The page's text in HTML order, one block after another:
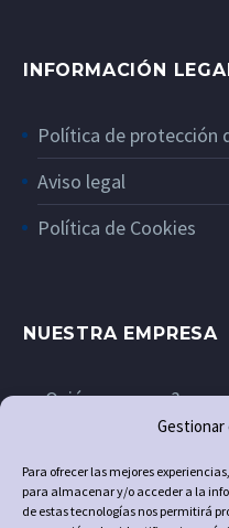
Para ofrecer las mejores
para almacenar y/o acceder a la
de estas tecnologías nos permitirá
INFORMACIÓN
Política de protección
Aviso legal
Política de Cookies
NUESTRA EMPRESA
¿Quiénes somos?